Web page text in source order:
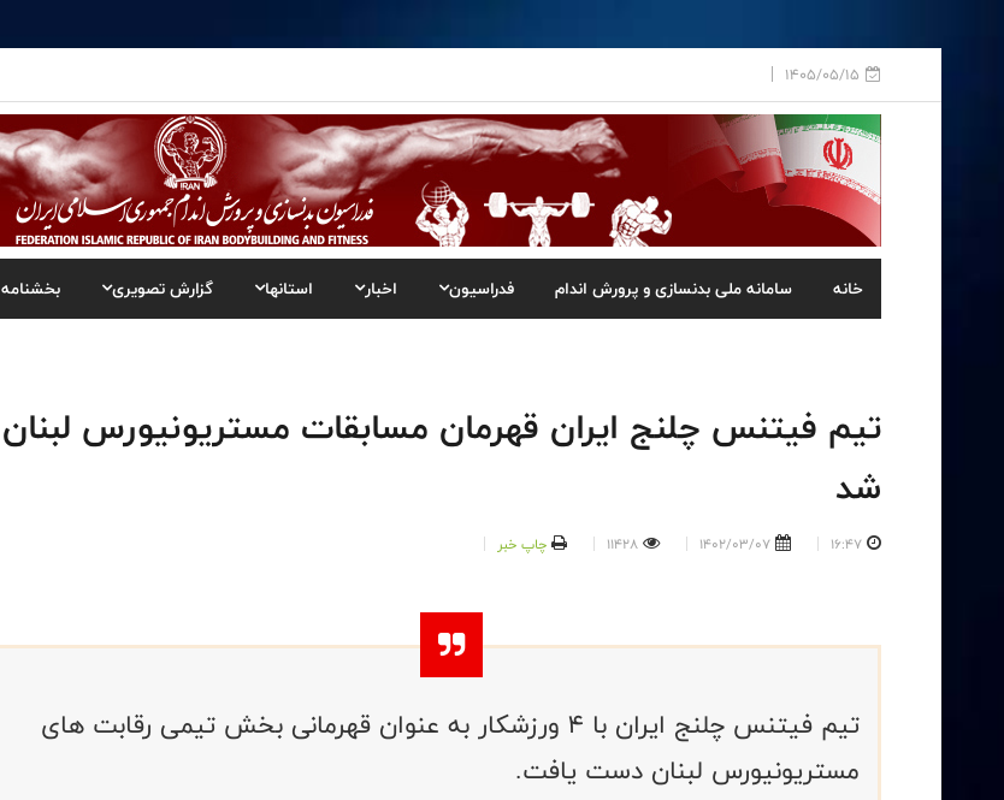
1405/05/15
خانه سامانه ملی بدنسازی و پرورش اندام فدراسیون اخبار استانها گزارش تصویری بخشنامه
تیم فیتنس چلنج ایران قهرمان مسابقات مستریونیورس لبنان
شد
16:47
1402/03/07
11428 چاپ خبر
تیم فیتنس چلنج ایران با 4 ورزشکار به عنوان قهرمانی بخش تیمی رقابت های
مستریونیورس لبنان دست یافت.